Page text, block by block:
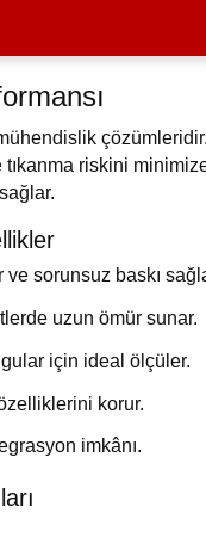
çözümleridir.
riskini minimize
sorunsuz baskı
uzun ömür sunar.
için ideal ölçüler.
korur.
imkânı.